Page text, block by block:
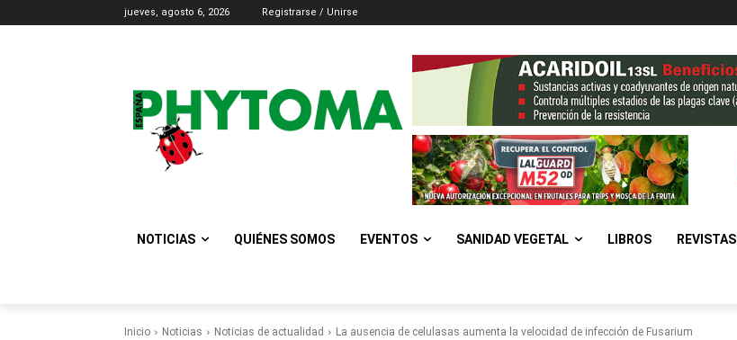
jueves, agosto 6, 2026 Registrarse / Unirse
NOTICIAS QUIÉNES SOMOS EVENTOS SANIDAD VEGETAL LIBROS REVISTAS
Inicio Noticias Noticias de actualidad La ausencia de celulasas aumenta la velocidad de infección de Fusarium